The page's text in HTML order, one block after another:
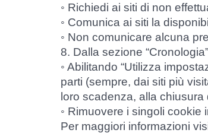
◦ Richiedi ai siti di non
◦ Comunica ai siti la
◦ Non comunicare alcuna
8. Dalla sezione
◦ Abilitando “Utilizza
parti (sempre, dai siti più
loro scadenza, alla
◦ Rimuovere i singoli cookie
Per maggiori informazioni